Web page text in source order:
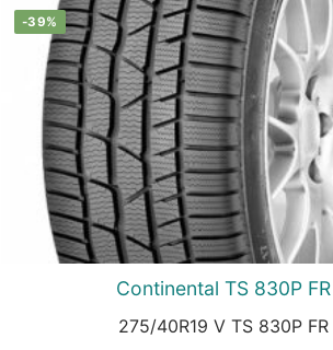
-39%
Continental TS 830P FR
275/40R19 V TS 830P FR